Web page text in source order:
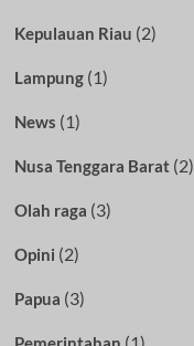
Kepulauan Riau (2)
Lampung(1)
News (1)
Nusa Tenggara Barat(2)
Olah raga (3)
Opini (2)
Papua (3)